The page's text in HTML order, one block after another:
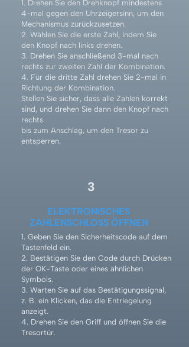
1. Drehen Sie den Drehknopf mindestens
4-mal gegen den Uhrzeigersinn, um den
Mechanismus zurückzusetzen.
2. Wählen Sie die erste Zahl, indem Sie
den Knopf nach links drehen.
3. Drehen Sie anschließend 3-mal nach
rechts zur zweiten Zahl der Kombination.
4. Für die dritte Zahl drehen Sie 2-mal in
Richtung der Kombination.
Stellen Sie sicher, dass alle Zahlen korrekt
sind, und drehen Sie dann den Knopf nach
rechts
bis zum Anschlag, um den Tresor zu
entsperren.
3
ELEKTRONISCHES
ZAHLENSCHLOSS ÖFFNEN
1. Geben Sie den Sicherheitscode auf dem
Tastenfeld ein.
2. Bestätigen Sie den Code durch Drücken
der OK-Taste oder eines ähnlichen
Symbols.
3. Warten Sie auf das Bestätigungssignal,
z. B. ein Klicken, das die Entriegelung
anzeigt.
4. Drehen Sie den Griff und öffnen Sie die
Tresortür.